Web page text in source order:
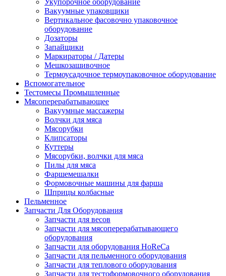
Укупорочное оборудование
Вакуумные упаковщики
Вертикальное фасовочно упаковочное
оборудование
Дозаторы
Запайщики
Маркираторы / Датеры
Мешкозашивочное
Термоусадочное термоупаковочное оборудование
Вспомогательное
Тестомесы Промышленные
Мясоперерабатывающее
Вакуумные массажеры
Волчки для мяса
Мясорубки
Клипсаторы
Куттеры
Мясорубки, волчки для мяса
Пилы для мяса
Фаршемешалки
Формовочные машины для фарша
Шприцы колбасные
Пельменное
Запчасти Для Оборудования
Запчасти для весов
Запчасти для мясоперерабатывающего
оборудования
Запчасти для оборудования HoReCa
Запчасти для пельменного оборудования
Запчасти для теплового оборудования
Запчасти для тестоформовочного оборудования